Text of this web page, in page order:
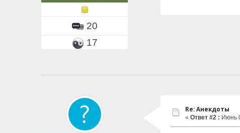
20
17
Re: Анекдоты
« Ответ #2 : Июнь